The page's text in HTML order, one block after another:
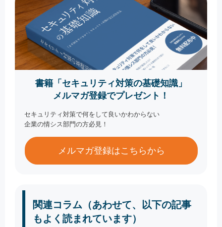
書籍「セキュリティ対策の基礎知識」
メルマガ登録でプレゼント！
セキュリティ対策で何をして良いかわからない
企業の情シス部門の方必見！
メルマガ登録はこちらから
関連コラム（あわせて、以下の記事
もよく読まれています）